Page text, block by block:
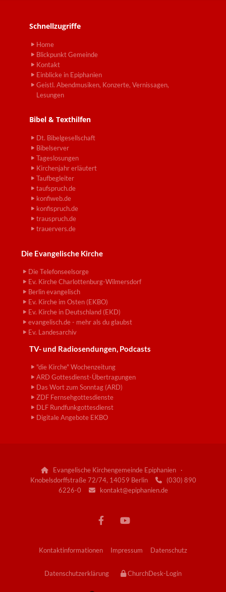
Schnellzugriffe
Home
Blickpunkt Gemeinde
Kontakt
Einblicke in Epiphanien
Geistl. Abendmusiken, Konzerte, Vernissagen,
Lesungen
Bibel & Texthilfen
Dt. Bibelgesellschaft
Bibelserver
Tageslosungen
Kirchenjahr erläutert
Taufbegleiter
taufspruch.de
konfiweb.de
konfispruch.de
trauspruch.de
trauervers.de
Die Evangelische Kirche
Die Telefonseelsorge
Ev. Kirche Charlottenburg-Wilmersdorf
Berlin evangelisch
Ev. Kirche im Osten (EKBO)
Ev. Kirche in Deutschland (EKD)
evangelisch.de - mehr als du glaubst
Ev. Landesarchiv
TV- und Radiosendungen, Podcasts
"die Kirche" Wochenzeitung
ARD Gottesdienst-Übertragungen
Das Wort zum Sonntag (ARD)
ZDF Fernsehgottesdienste
DLF Rundfunkgottesdienst
Digitale Angebote EKBO
Evangelische Kirchengemeinde Epiphanien ·
Knobelsdorffstraße 72/74, 14059 Berlin
(030) 890
6226-0
kontakt@epiphanien.de
Kontaktinformationen Impressum Datenschutz
Datenschutzerklärung ChurchDesk-Login